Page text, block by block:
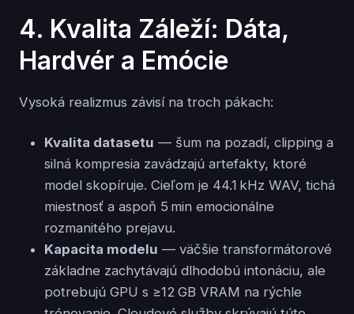
4. Kvalita Záleží: Dáta,
Hardvér a Emócie
Vysoká realizmus závisí na troch pákach:
Kvalita datasetu — šum na pozadí, clipping a
silná kompresia zavádzajú artefakty, ktoré
model skopíruje. Cieľom je 44.1 kHz WAV, tichá
miestnosť a aspoň 5 min emocionálne
rozmanitého prejavu.
Kapacita modelu — väčšie transformátorové
základne zachytávajú dlhodobú intonáciu, ale
potrebujú GPU s ≥12 GB VRAM na rýchle